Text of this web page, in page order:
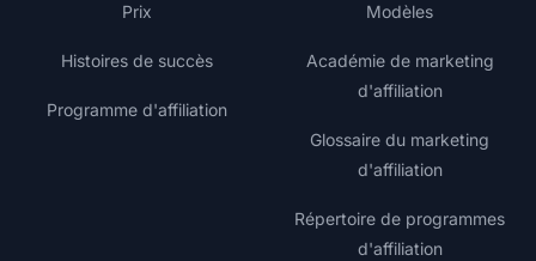
Prix
Histoires de succès
Programme d'affiliation
Modèles
Académie de marketing
d'affiliation
Glossaire du marketing
d'affiliation
Répertoire de programmes
d'affiliation